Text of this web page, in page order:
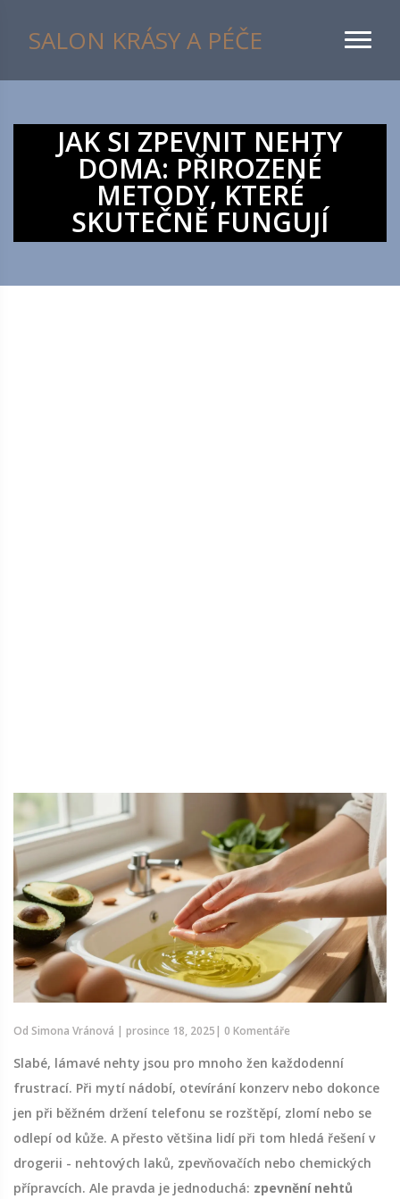
SALON KRÁSY A PÉČE
JAK SI ZPEVNIT NEHTY
DOMA: PŘIROZENÉ
METODY, KTERÉ
SKUTEČNĚ FUNGUJÍ
Od Simona Vránová | prosince 18, 2025| 0 Komentáře
Slabé, lámavé nehty jsou pro mnoho žen každodenní
frustrací. Při mytí nádobí, otevírání konzerv nebo dokonce
jen při běžném držení telefonu se rozštěpí, zlomí nebo se
odlepí od kůže. A přesto většina lidí při tom hledá řešení v
drogerii - nehtových laků, zpevňovačích nebo chemických
přípravcích. Ale pravda je jednoduchá: zpevnění nehtů